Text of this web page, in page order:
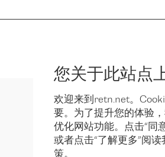
您关于此站点
欢迎来到retn.net。
要。为了提升您的体验
优化网站功能。点击“同
或者点击“了解更多”阅
策。